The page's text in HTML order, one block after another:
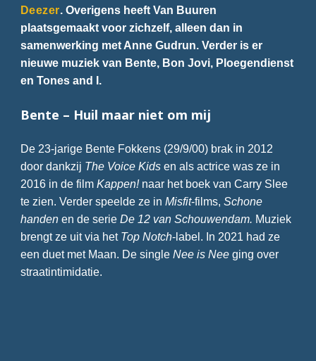
Deezer. Overigens heeft Van Buuren
plaatsgemaakt voor zichzelf, alleen dan in
samenwerking met Anne Gudrun. Verder is er
nieuwe muziek van Bente, Bon Jovi, Ploegendienst
en Tones and I.
Bente – Huil maar niet om mij
De 23-jarige Bente Fokkens (29/9/00) brak in 2012
door dankzij The Voice Kidsen als actrice was ze in
2016 in de film Kappen! naar het boek van Carry Slee
te zien. Verder speelde ze in Misfit-films, Schone
handen en de serie De 12 van Schouwendam. Muziek
brengt ze uit via het Top Notch-label. In 2021 had ze
een duet met Maan. De single Nee is Nee ging over
straatintimidatie.